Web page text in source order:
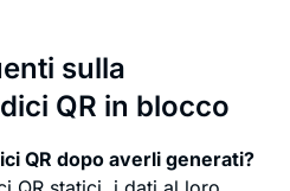
sulla
QR in blocco
QR dopo averli generati?